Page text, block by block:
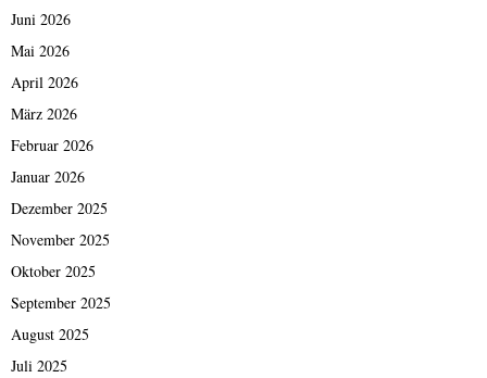
Juni 2026
Mai 2026
April 2026
März 2026
Februar 2026
Januar 2026
Dezember 2025
November 2025
Oktober 2025
September 2025
August 2025
Juli 2025